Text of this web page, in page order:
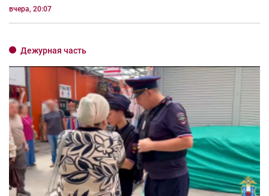
вчера, 20:07
Дежурная часть